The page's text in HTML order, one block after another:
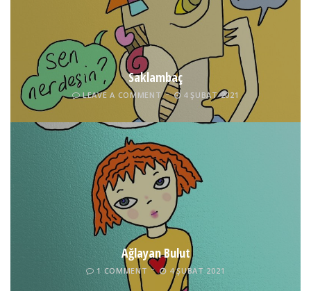
Saklambaç
LEAVE A COMMENT 4 ŞUBAT 2021
Ağlayan Bulut
1 COMMENT 4 ŞUBAT 2021